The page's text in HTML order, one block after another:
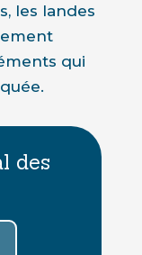
les landes
qui
des